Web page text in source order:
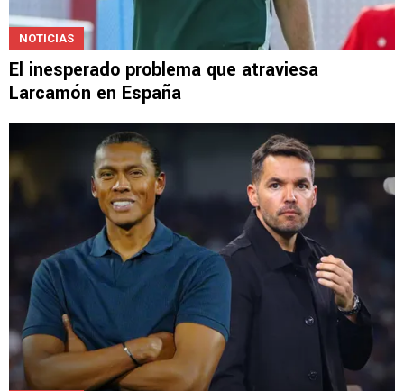
NOTICIAS
El inesperado problema que atraviesa
Larcamón en España